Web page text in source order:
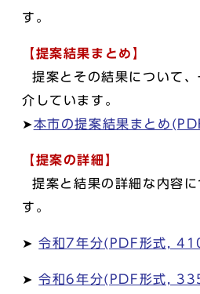
す。
【提案結果まとめ】
提案とその結果について
介しています。
➤本市の提案結果まとめ
【提案の詳細】
提案と結果の詳細な内容に
す。
➤令和7年分(PDF形式,
➤令和6年分(PDF形式,